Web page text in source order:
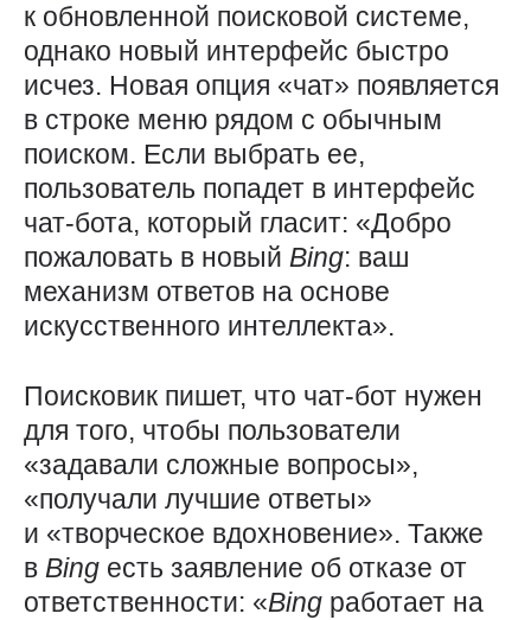
к обновленной поисковой системе,
однако новый интерфейс быстро
исчез. Новая опция «чат» появляется
в строке меню рядом с обычным
поиском. Если выбрать ее,
пользователь попадет в интерфейс
чат-бота, который гласит: «Добро
пожаловать в новый Bing: ваш
механизм ответов на основе
искусственного интеллекта».
Поисковик пишет, что чат-бот нужен
для того, чтобы пользователи
«задавали сложные вопросы»,
«получали лучшие ответы»
и «творческое вдохновение». Также
в Bing есть заявление об отказе от
ответственности: «Bing работает на